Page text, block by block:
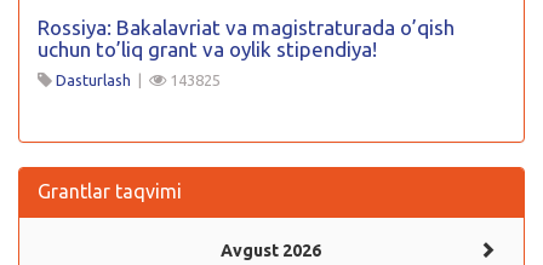
Rossiya: Bakalavriat va magistraturada o’qish
uchun to’liq grant va oylik stipendiya!
Dasturlash | 143825
Grantlar taqvimi
Avgust 2026